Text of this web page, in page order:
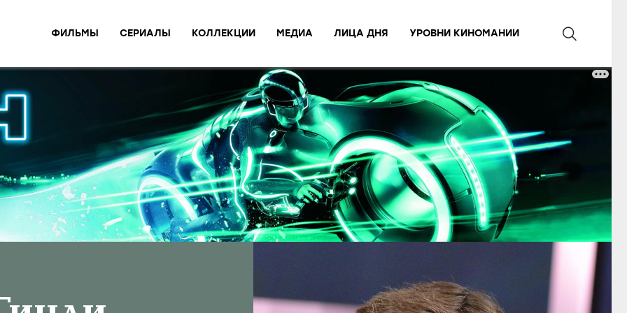
ФИЛЬМЫ СЕРИАЛЫ КОЛЛЕКЦИИ МЕДИА ЛИЦА ДНЯ УРОВНИ КИНОМАНИИ